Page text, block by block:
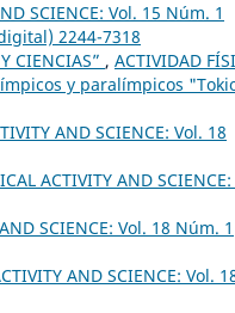
SCIENCE: Vol. 15 Núm. 1
2244-7318
CIENCIAS” , ACTIVIDAD
y paralímpicos
AND SCIENCE: Vol. 18
ACTIVITY AND
SCIENCE: Vol. 18 Núm. 1
AND SCIENCE: Vol.